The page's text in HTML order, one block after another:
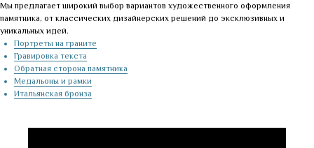
Мы предлагает широкий выбор вариантов художественного оформления
памятника, от классических дизайнерских решений до эксклюзивных и
уникальных идей.
Портреты на граните
Гравировка текста
Обратная сторона памятника
Медальоны и рамки
Итальянская бронза